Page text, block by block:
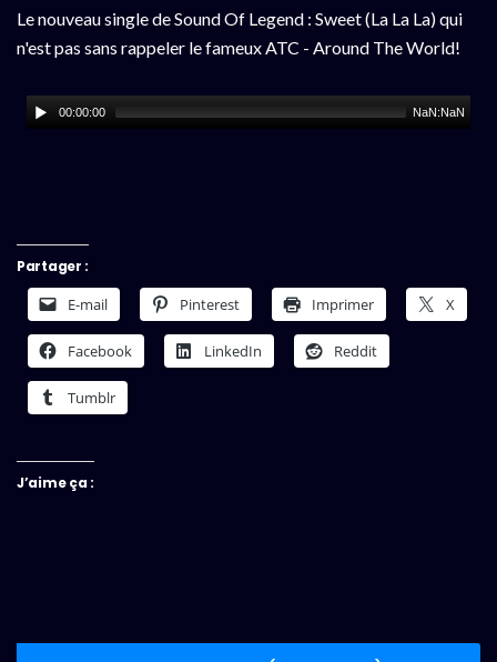
Le nouveau single de Sound Of Legend : Sweet (La La La) qui
n'est pas sans rappeler le fameux ATC - Around The World!
00:00:00 NaN:NaN
Partager :
E-mail Pinterest Imprimer X
Facebook LinkedIn Reddit
Tumblr
J’aime ça :